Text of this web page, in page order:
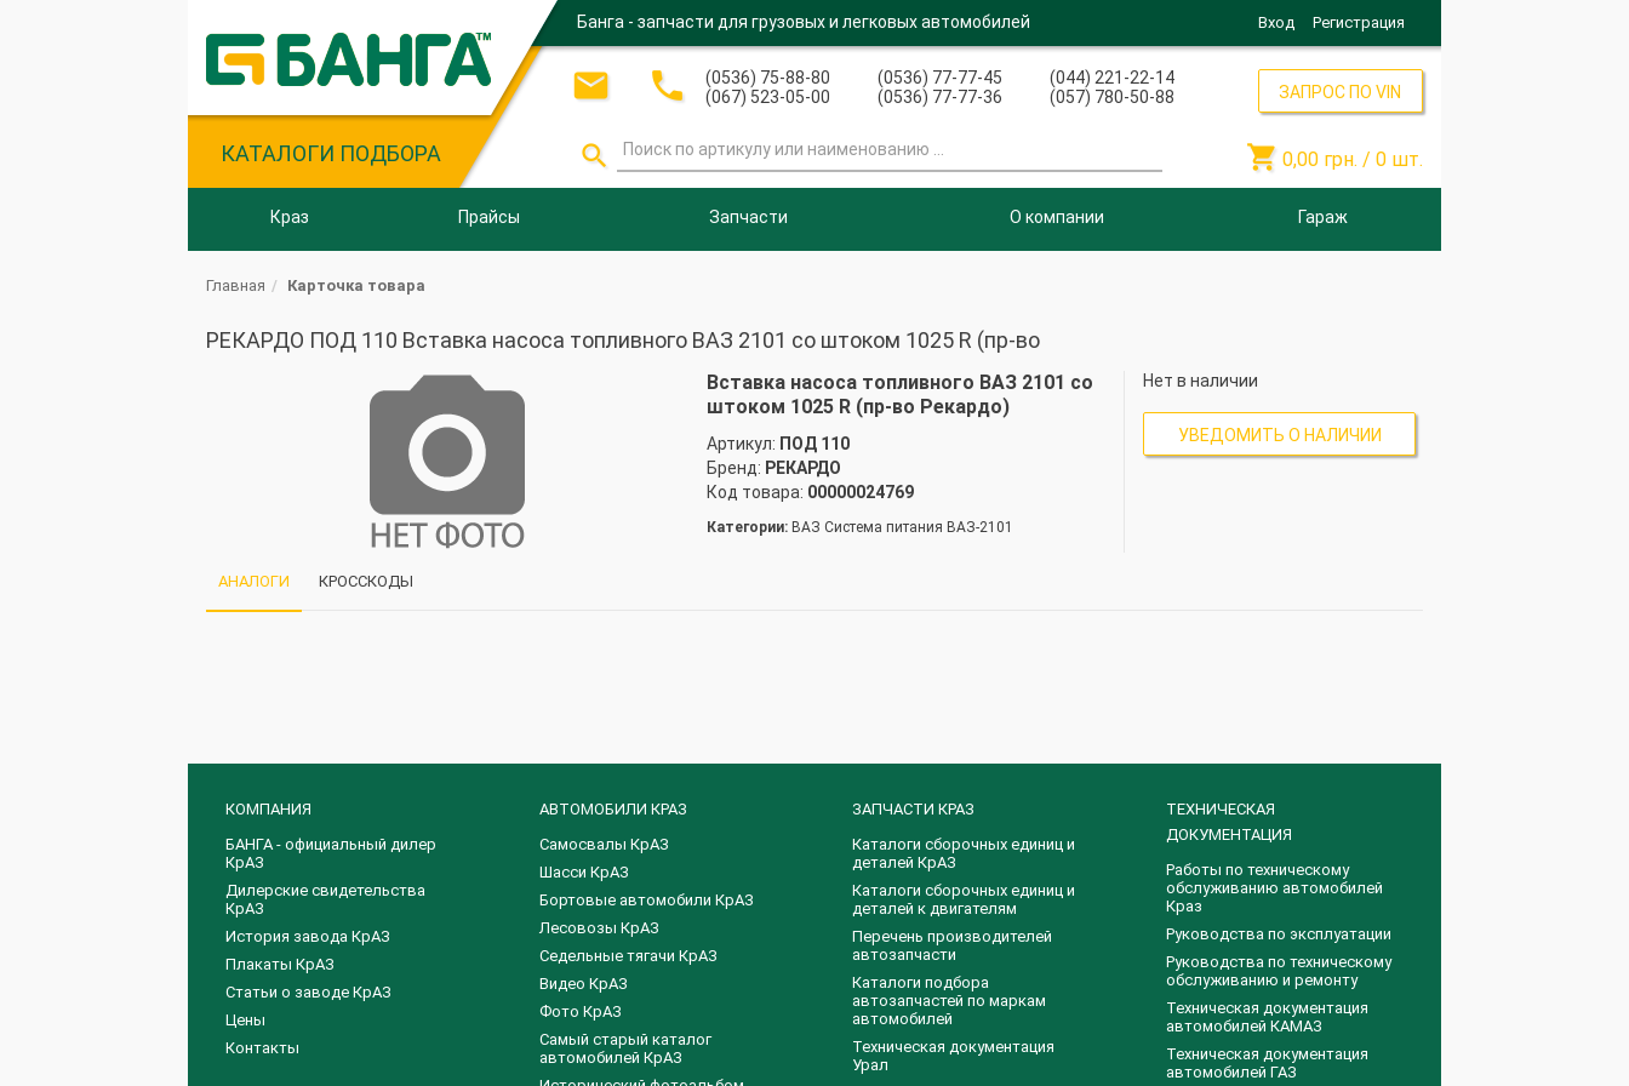
КАТАЛОГИ ПОДБОРА
Банга - запчасти для грузовых и легковых автомобилей Вход Регистрация
 
(0536) 75-88-80
(067) 523-05-00
(0536) 77-77-45
(0536) 77-77-36
(044) 221-22-14
(057) 780-50-88

ЗАПРОС ПО VIN
 0,00 грн. / 0 шт.
Краз Прайсы Запчасти О компании Гараж
Главная Карточка товара
РЕКАРДО ПОД 110 Вставка насоса топливного ВАЗ 2101 со штоком 1025 R (пр-во
Вставка насоса топливного ВАЗ 2101 со
штоком 1025 R (пр-во Рекардо)
Артикул: ПОД 110
Бренд: РЕКАРДО
Код товара: 00000024769
Категории: ВАЗ Система питания ВАЗ-2101
Нет в наличии
УВЕДОМИТЬ О НАЛИЧИИ
АНАЛОГИ КРОССКОДЫ
КОМПАНИЯ
БАНГА - официальный дилер
КрАЗ
Дилерские свидетельства
КрАЗ
История завода КрАЗ
Плакаты КрАЗ
Статьи о заводе КрАЗ
Цены
Контакты
АВТОМОБИЛИ КРАЗ
Самосвалы КрАЗ
Шасси КрАЗ
Бортовые автомобили КрАЗ
Лесовозы КрАЗ
Седельные тягачи КрАЗ
Видео КрАЗ
Фото КрАЗ
Самый старый каталог
автомобилей КрАЗ
ЗАПЧАСТИ КРАЗ
Каталоги сборочных единиц и
деталей КрАЗ
​Каталоги сборочных единиц и
деталей к двигателям
Перечень производителей
автозапчасти
Каталоги подбора
автозапчастей по маркам
автомобилей
Техническая документация
Урал
ТЕХНИЧЕСКАЯ
ДОКУМЕНТАЦИЯ
Работы по техническому
обслуживанию автомобилей
Краз
Руководства по эксплуатации
Руководства по техническому
обслуживанию и ремонту
Техническая документация
автомобилей КАМАЗ
Техническая документация
автомобилей ГАЗ